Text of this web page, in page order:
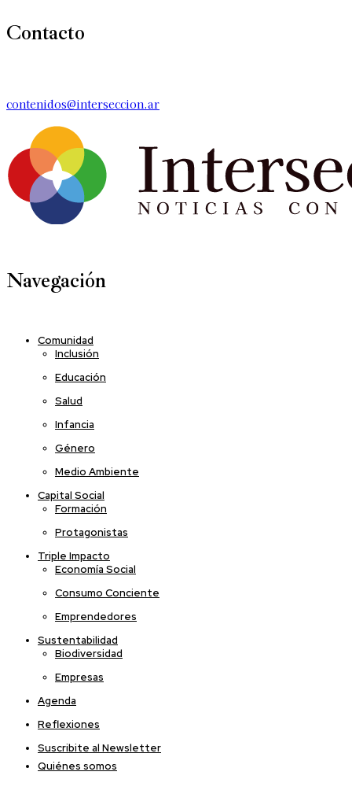
Contacto
contenidos@interseccion.ar
Navegación
Comunidad
Inclusión
Educación
Salud
Infancia
Género
Medio Ambiente
Capital Social
Formación
Protagonistas
Triple Impacto
Economía Social
Consumo Conciente
Emprendedores
Sustentabilidad
Biodiversidad
Empresas
Agenda
Reflexiones
Suscribite al Newsletter
Quiénes somos